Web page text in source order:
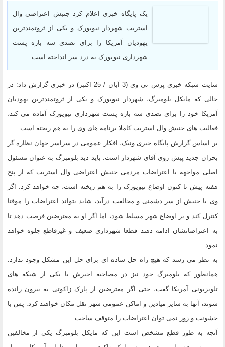
یک پایگاه خبری اعلام کرد جنبش اعتراضی وال
استریت شهردار نیویورک و یکی از ثروتمندترین
یهودیان آمریکا را برای تصدی سه باره پست
شهرداری نیویورک به درد سر انداخته است.
سایت شبکه خبری پرس تی وی (3 آبان / 25 اکتبر) در خبری گزارش داد: در
حالی که مایکل بلومبرگ، شهردار نیویورک و یکی از ثروتمندترین یهودیان
آمریکا خود را برای تصدی سه باره پست شهرداری نیویورک آماده می کند،
فعالیت های جنبش وال استریت کاملا برنامه های وی را به هم ریخته است.
بر اساس گزارش پایگاه خبری ونیک، افکار عمومی در سراسر جهان نظاره گر
بحران جدید پیش روی آقای شهردار است. باید دید بلومبرگ به عنوان مسئول
اصلی مواجهه با اعتراضات مردمی جنبش اعتراضی وال استریت که از پنج
هفته پیش تا کنون اوضاع نیویورک را به هم ریخته است، چه خواهد کرد. اگر
وی با جنبش از سر دشمنی و مخالفت درآید، شاید بتواند اعتراضات را موقتا
کنترل کند و بر اوضاع شهر مسلط شود، اما اگر او به معترضین فرصت دهد تا
به اعتراضاتشان ادامه دهند قطعا شهرداری ضعیف و غیرقاطع جلوه خواهد
نمود.
به نظر می رسد که هیچ راه حل ساده ای برای حل این مشکل وجود ندارد.
همانطور که بلومبرگ خود نیز در مصاحبه اخیرش با یکی از شبکه های
تلویزیونی آمریکا گفت، حتی اگر معترضین از پارک زاکوتی به بیرون رانده
شوند، آنها به سایر میادین و اماکن عمومی شهر نقل مکان خواهند کرد. پس با
خشونت و زور نمی توان اعتراضات را متوقف ساخت.
آنچه به طور قطع مشخص است این که مایکل بلومبرگ یکی از مخالفین